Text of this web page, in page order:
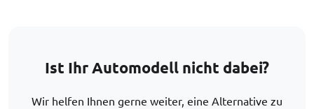
Ist Ihr Automodell nicht dabei?
Wir helfen Ihnen gerne weiter, eine Alternative zu